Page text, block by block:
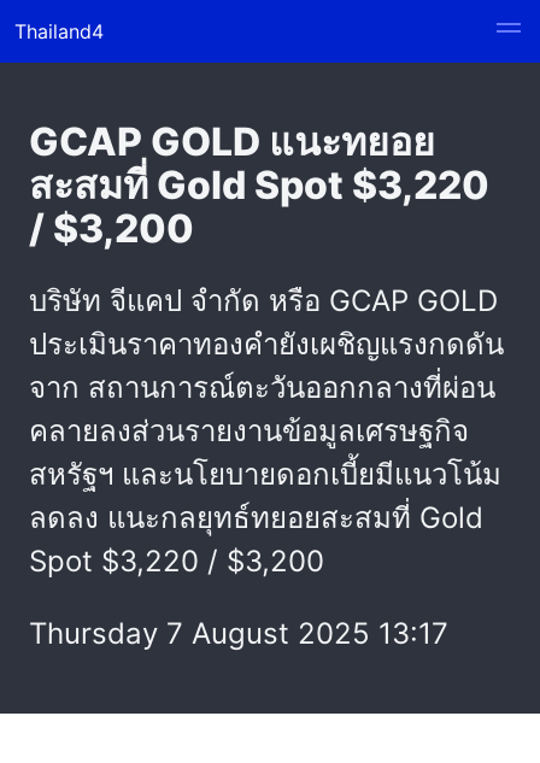
Thailand4
GCAP GOLD แนะทยอย
สะสมที่ Gold Spot $3,220
/ $3,200
บริษัท จีแคป จำกัด หรือ GCAP GOLD
ประเมินราคาทองคำยังเผชิญแรงกดดัน
จาก สถานการณ์ตะวันออกกลางที่ผ่อน
คลายลงส่วนรายงานข้อมูลเศรษฐกิจ
สหรัฐฯ และนโยบายดอกเบี้ยมีแนวโน้ม
ลดลง แนะกลยุทธ์ทยอยสะสมที่ Gold
Spot $3,220 / $3,200
Thursday 7 August 2025 13:17